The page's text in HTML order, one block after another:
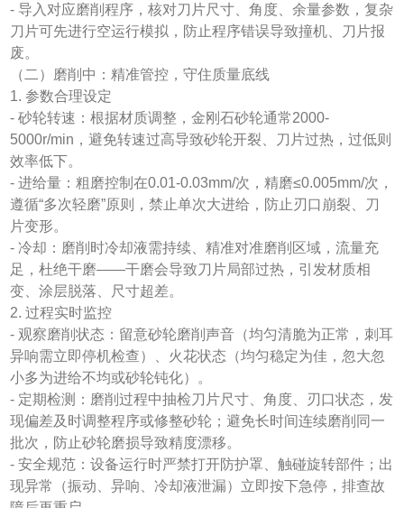
- 导入对应磨削程序，核对刀片尺寸、角度、余量参数，复杂
刀片可先进行空运行模拟，防止程序错误导致撞机、刀片报
废。
（二）磨削中：精准管控，守住质量底线
1. 参数合理设定
- 砂轮转速：根据材质调整，金刚石砂轮通常2000-
5000r/min，避免转速过高导致砂轮开裂、刀片过热，过低则
效率低下。
- 进给量：粗磨控制在0.01-0.03mm/次，精磨≤0.005mm/次，
遵循“多次轻磨”原则，禁止单次大进给，防止刃口崩裂、刀
片变形。
- 冷却：磨削时冷却液需持续、精准对准磨削区域，流量充
足，杜绝干磨——干磨会导致刀片局部过热，引发材质相
变、涂层脱落、尺寸超差。
2. 过程实时监控
- 观察磨削状态：留意砂轮磨削声音（均匀清脆为正常，刺耳
异响需立即停机检查）、火花状态（均匀稳定为佳，忽大忽
小多为进给不均或砂轮钝化）。
- 定期检测：磨削过程中抽检刀片尺寸、角度、刃口状态，发
现偏差及时调整程序或修整砂轮；避免长时间连续磨削同一
批次，防止砂轮磨损导致精度漂移。
- 安全规范：设备运行时严禁打开防护罩、触碰旋转部件；出
现异常（振动、异响、冷却液泄漏）立即按下急停，排查故